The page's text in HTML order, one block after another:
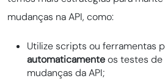
mudanças na API, como:
Utilize scripts ou ferramentas
automaticamenteos testes de
mudanças da API;